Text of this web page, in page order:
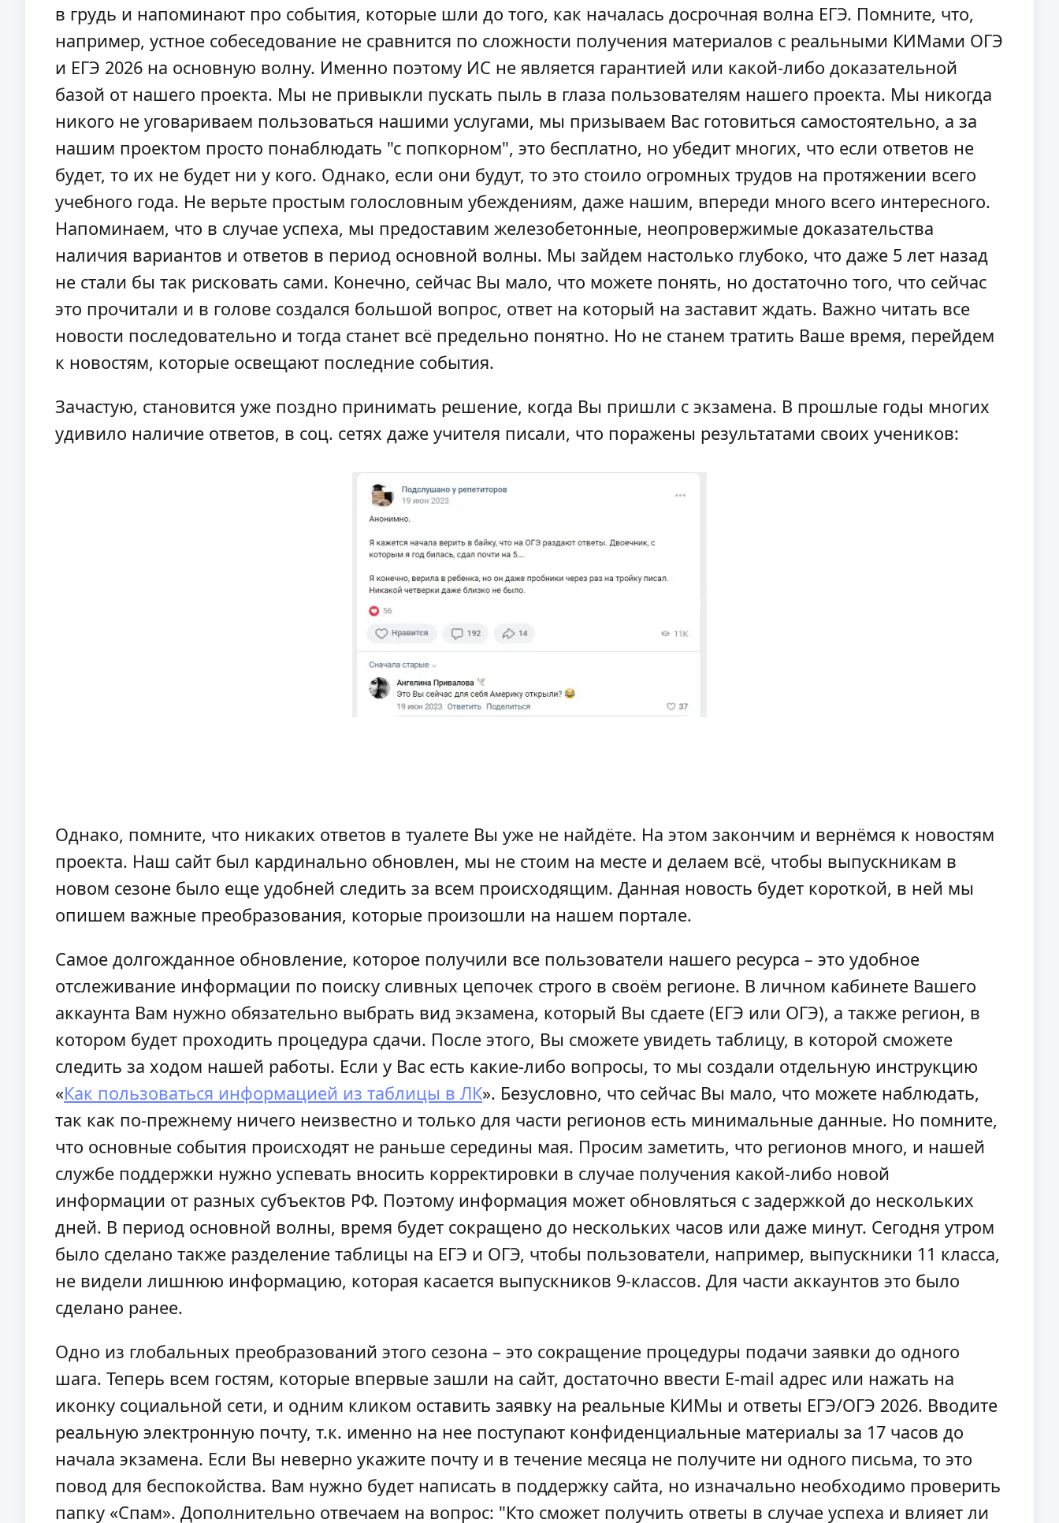
в грудь и напоминают про события, которые шли до того, как началась досрочная волна ЕГЭ. Помните, что,
например, устное собеседование не сравнится по сложности получения материалов с реальными КИМами ОГЭ
и ЕГЭ 2026 на основную волну. Именно поэтому ИС не является гарантией или какой-либо доказательной
базой от нашего проекта. Мы не привыкли пускать пыль в глаза пользователям нашего проекта. Мы никогда
никого не уговариваем пользоваться нашими услугами, мы призываем Вас готовиться самостоятельно, а за
нашим проектом просто понаблюдать "с попкорном", это бесплатно, но убедит многих, что если ответов не
будет, то их не будет ни у кого. Однако, если они будут, то это стоило огромных трудов на протяжении всего
учебного года. Не верьте простым голословным убеждениям, даже нашим, впереди много всего интересного.
Напоминаем, что в случае успеха, мы предоставим железобетонные, неопровержимые доказательства
наличия вариантов и ответов в период основной волны. Мы зайдем настолько глубоко, что даже 5 лет назад
не стали бы так рисковать сами. Конечно, сейчас Вы мало, что можете понять, но достаточно того, что сейчас
это прочитали и в голове создался большой вопрос, ответ на который на заставит ждать. Важно читать все
новости последовательно и тогда станет всё предельно понятно. Но не станем тратить Ваше время, перейдем
к новостям, которые освещают последние события.
Зачастую, становится уже поздно принимать решение, когда Вы пришли с экзамена. В прошлые годы многих
удивило наличие ответов, в соц. сетях даже учителя писали, что поражены результатами своих учеников:
Однако, помните, что никаких ответов в туалете Вы уже не найдёте. На этом закончим и вернёмся к новостям
проекта. Наш сайт был кардинально обновлен, мы не стоим на месте и делаем всё, чтобы выпускникам в
новом сезоне было еще удобней следить за всем происходящим. Данная новость будет короткой, в ней мы
опишем важные преобразования, которые произошли на нашем портале.
Самое долгожданное обновление, которое получили все пользователи нашего ресурса – это удобное
отслеживание информации по поиску сливных цепочек строго в своём регионе. В личном кабинете Вашего
аккаунта Вам нужно обязательно выбрать вид экзамена, который Вы сдаете (ЕГЭ или ОГЭ), а также регион, в
котором будет проходить процедура сдачи. После этого, Вы сможете увидеть таблицу, в которой сможете
следить за ходом нашей работы. Если у Вас есть какие-либо вопросы, то мы создали отдельную инструкцию
«Как пользоваться информацией из таблицы в ЛК». Безусловно, что сейчас Вы мало, что можете наблюдать,
так как по-прежнему ничего неизвестно и только для части регионов есть минимальные данные. Но помните,
что основные события происходят не раньше середины мая. Просим заметить, что регионов много, и нашей
службе поддержки нужно успевать вносить корректировки в случае получения какой-либо новой
информации от разных субъектов РФ. Поэтому информация может обновляться с задержкой до нескольких
дней. В период основной волны, время будет сокращено до нескольких часов или даже минут. Сегодня утром
было сделано также разделение таблицы на ЕГЭ и ОГЭ, чтобы пользователи, например, выпускники 11 класса,
не видели лишнюю информацию, которая касается выпускников 9-классов. Для части аккаунтов это было
сделано ранее.
Одно из глобальных преобразований этого сезона – это сокращение процедуры подачи заявки до одного
шага. Теперь всем гостям, которые впервые зашли на сайт, достаточно ввести E-mail адрес или нажать на
иконку социальной сети, и одним кликом оставить заявку на реальные КИМы и ответы ЕГЭ/ОГЭ 2026. Вводите
реальную электронную почту, т.к. именно на нее поступают конфиденциальные материалы за 17 часов до
начала экзамена. Если Вы неверно укажите почту и в течение месяца не получите ни одного письма, то это
повод для беспокойства. Вам нужно будет написать в поддержку сайта, но изначально необходимо проверить
папку «Спам». Дополнительно отвечаем на вопрос: "Кто сможет получить ответы в случае успеха и влияет ли